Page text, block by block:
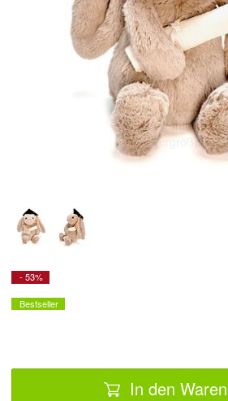
Doppelt antippen
vergrößern
- 53%
Bestseller
In den